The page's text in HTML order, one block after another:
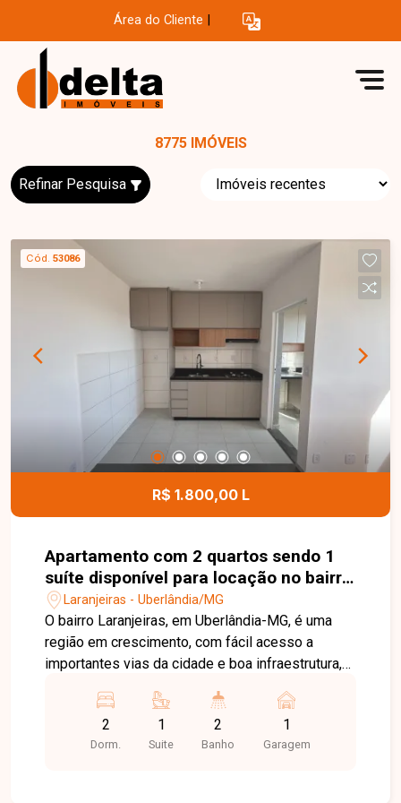
Área do Cliente
8775 IMÓVEIS
Refinar Pesquisa
Cód. 53086
R$ 1.800,00 L
Apartamento com 2 quartos sendo 1
suíte disponível para locação no bairro
Laranjeiras em Uberlândia-MG
Laranjeiras - Uberlândia/MG
O bairro Laranjeiras, em Uberlândia-MG, é uma
região em crescimento, com fácil acesso a
importantes vias da cidade e boa infraestrutura,
Apartamento novo, primeira locação, composto
por sala em 2 ambientes, cozinha com armários
planejados e cooktop, sacada integrada sendo
2
Dorm.
1
Suite
2
Banho
1
Garagem